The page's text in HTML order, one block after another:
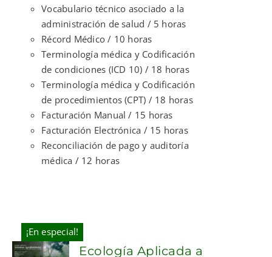
Vocabulario técnico asociado a la
administración de salud / 5 horas
Récord Médico / 10 horas
Terminología médica y Codificación
de condiciones (ICD 10) / 18 horas
Terminología médica y Codificación
de procedimientos (CPT) / 18 horas
Facturación Manual / 15 horas
Facturación Electrónica / 15 horas
Reconciliación de pago y auditoría
médica / 12 horas
¡En especial!
ADD TO
Ecología Aplicada a